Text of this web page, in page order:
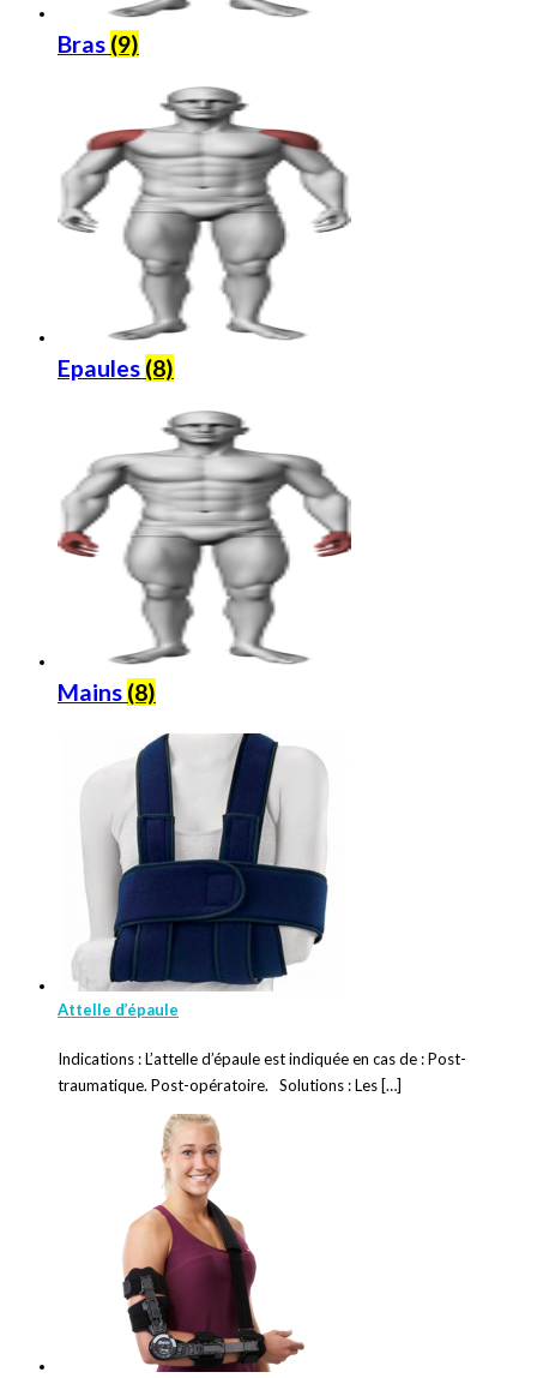
Bras (9)
Epaules (8)
Mains (8)
Attelle d’épaule
Indications : L’attelle d’épaule est indiquée en cas de : Post-
traumatique. Post-opératoire. Solutions : Les […]